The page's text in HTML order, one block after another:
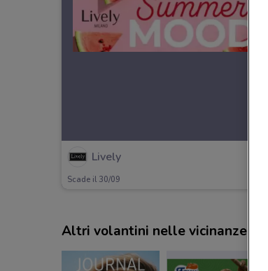
Lively
Scade il 30/09
Altri volantini nelle vicinanze